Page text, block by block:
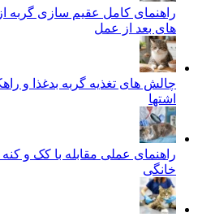
راهنمای کامل عقیم سازی گربه
های بعد از عمل
چالش‌ های تغذیه گربه بدغذا و
اشتها
راهنمای عملی مقابله با کک و
خانگی